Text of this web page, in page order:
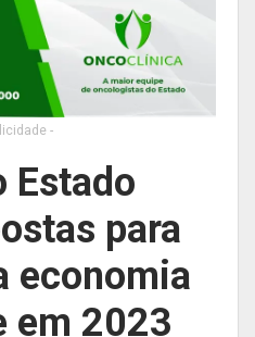
-
Estado
para
economia
em 2023